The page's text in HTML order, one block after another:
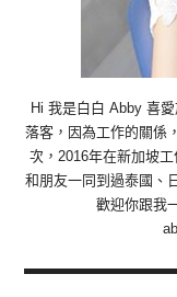
Hi 我是白白 Abby 喜
落客，因為工作的關係
次，2016年在新加坡
和朋友一同到過泰國、
歡迎你跟我